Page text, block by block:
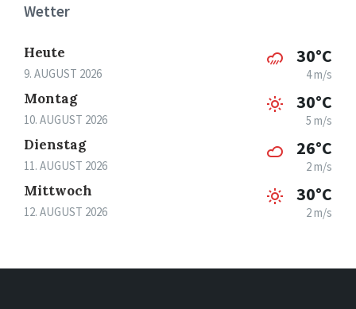
Wetter
Heute
9. AUGUST 2026
30°C
4 m/s
Montag
10. AUGUST 2026
30°C
5 m/s
Dienstag
11. AUGUST 2026
26°C
2 m/s
Mittwoch
12. AUGUST 2026
30°C
2 m/s